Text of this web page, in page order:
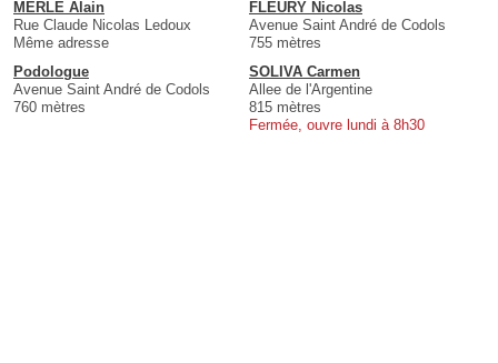
MERLE Alain
Rue Claude Nicolas Ledoux
Même adresse
FLEURY Nicolas
Avenue Saint André de Codols
755 mètres
Podologue
Avenue Saint André de Codols
760 mètres
SOLIVA Carmen
Allee de l'Argentine
815 mètres
Fermée, ouvre lundi à 8h30